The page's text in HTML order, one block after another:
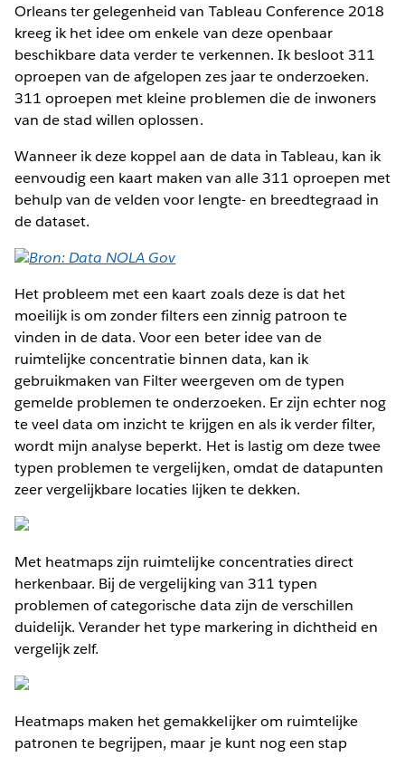
Orleans ter gelegenheid van Tableau Conference 2018
kreeg ik het idee om enkele van deze openbaar
beschikbare data verder te verkennen. Ik besloot 311
oproepen van de afgelopen zes jaar te onderzoeken.
311 oproepen met kleine problemen die de inwoners
van de stad willen oplossen.
Wanneer ik deze koppel aan de data in Tableau, kan ik
eenvoudig een kaart maken van alle 311 oproepen met
behulp van de velden voor lengte- en breedtegraad in
de dataset.
Bron: Data NOLA Gov
Het probleem met een kaart zoals deze is dat het
moeilijk is om zonder filters een zinnig patroon te
vinden in de data. Voor een beter idee van de
ruimtelijke concentratie binnen data, kan ik
gebruikmaken van Filter weergeven om de typen
gemelde problemen te onderzoeken. Er zijn echter nog
te veel data om inzicht te krijgen en als ik verder filter,
wordt mijn analyse beperkt. Het is lastig om deze twee
typen problemen te vergelijken, omdat de datapunten
zeer vergelijkbare locaties lijken te dekken.
Met heatmaps zijn ruimtelijke concentraties direct
herkenbaar. Bij de vergelijking van 311 typen
problemen of categorische data zijn de verschillen
duidelijk. Verander het type markering in dichtheid en
vergelijk zelf.
Heatmaps maken het gemakkelijker om ruimtelijke
patronen te begrijpen, maar je kunt nog een stap